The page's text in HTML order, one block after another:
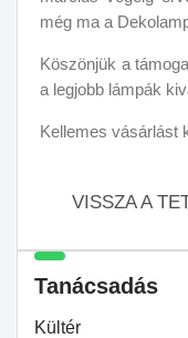
még ma a
Köszönjük a
a legjobb lámpák
Kellemes vásárlást
VISSZA A
Tanácsadás
Kültér